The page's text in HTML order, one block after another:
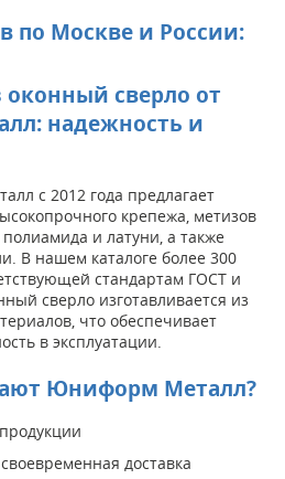
по Москве и России:
оконный сверло от
надежность и
с 2012 года предлагает
крепежа, метизов
и латуни, а также
В нашем каталоге более 300
стандартам ГОСТ и
сверло изготавливается из
что обеспечивает
в эксплуатации.
Юниформ Металл?
доставка